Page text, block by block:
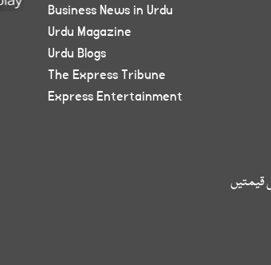
قیمتیں
Business News in Urdu
Urdu Magazine
Urdu Blogs
The Express Tribune
Express Entertainment